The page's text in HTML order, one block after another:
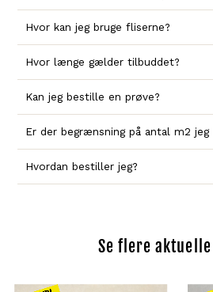
Hvor kan jeg bruge fliserne?
Hvor længe gælder tilbuddet?
Kan jeg bestille en prøve?
Er der begrænsning på antal m2 jeg
Hvordan bestiller jeg?
Se flere